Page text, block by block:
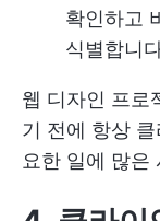
확인하고
식별합니
웹 디자인 프로
기 전에 항상
요한 일에 많은